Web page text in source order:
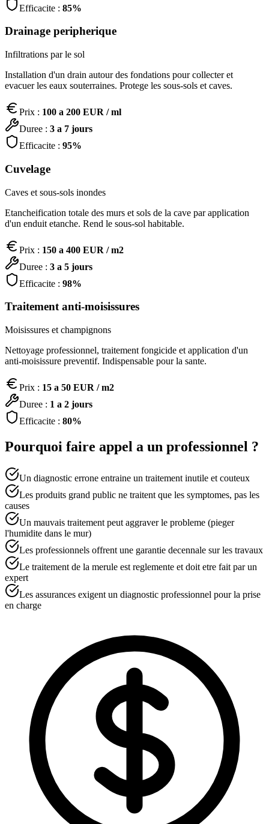
Efficacite : 85%
Drainage peripherique
Infiltrations par le sol
Installation d'un drain autour des fondations pour collecter et
evacuer les eaux souterraines. Protege les sous-sols et caves.
Prix : 100 a 200 EUR / ml
Duree : 3 a 7 jours
Efficacite : 95%
Cuvelage
Caves et sous-sols inondes
Etancheification totale des murs et sols de la cave par application
d'un enduit etanche. Rend le sous-sol habitable.
Prix : 150 a 400 EUR / m2
Duree : 3 a 5 jours
Efficacite : 98%
Traitement anti-moisissures
Moisissures et champignons
Nettoyage professionnel, traitement fongicide et application d'un
anti-moisissure preventif. Indispensable pour la sante.
Prix : 15 a 50 EUR / m2
Duree : 1 a 2 jours
Efficacite : 80%
Pourquoi faire appel a un professionnel ?
Un diagnostic errone entraine un traitement inutile et couteux
Les produits grand public ne traitent que les symptomes, pas les
causes
Un mauvais traitement peut aggraver le probleme (pieger
l'humidite dans le mur)
Les professionnels offrent une garantie decennale sur les travaux
Le traitement de la merule est reglemente et doit etre fait par un
expert
Les assurances exigent un diagnostic professionnel pour la prise
en charge